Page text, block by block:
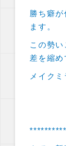
勝ち癖が
ます。
この勢
差を縮め
メイク